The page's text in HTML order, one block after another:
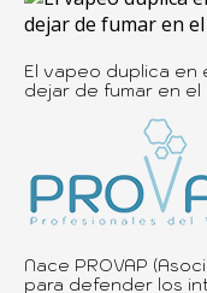
El vapeo duplica
dejar de fumar en el
Nace PROVAP
para defender los